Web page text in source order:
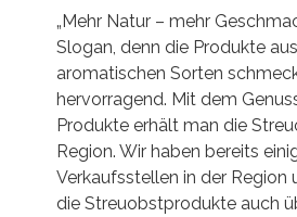
„Mehr Natur – mehr
Slogan, denn die Produkte
aromatischen Sorten
hervorragend. Mit dem
Produkte erhält man die
Region. Wir haben bereits
Verkaufsstellen in der Region
die Streuobstprodukte auch